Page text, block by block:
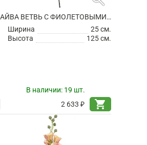
АЙВА ВЕТВЬ С ФИОЛЕТОВЫМИ ЦВЕТАМИ ИСКУССТВЕННАЯ
Ширина
25 см.
Высота
125 см.
В наличии: 19 шт.
2 633 ₽
shopping_cart